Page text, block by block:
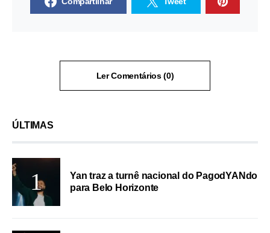
Ler Comentários (0)
ÚLTIMAS
Yan traz a turnê nacional do PagodYANdo
para Belo Horizonte